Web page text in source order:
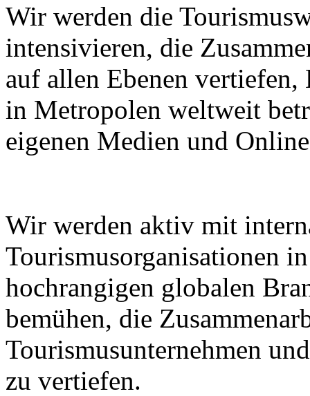
Wir werden die
intensivieren, die
auf allen Ebenen
in Metropolen weltweit
eigenen Medien und
Wir werden aktiv mit
Tourismusorganisationen
hochrangigen globalen
bemühen, die
Tourismusunternehmen
zu vertiefen.